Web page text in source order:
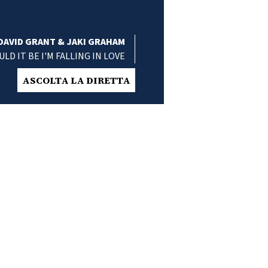
GRANT & JAKI GRAHAM
IT BE I'M FALLING IN LOVE
ASCOLTA LA DIRETTA